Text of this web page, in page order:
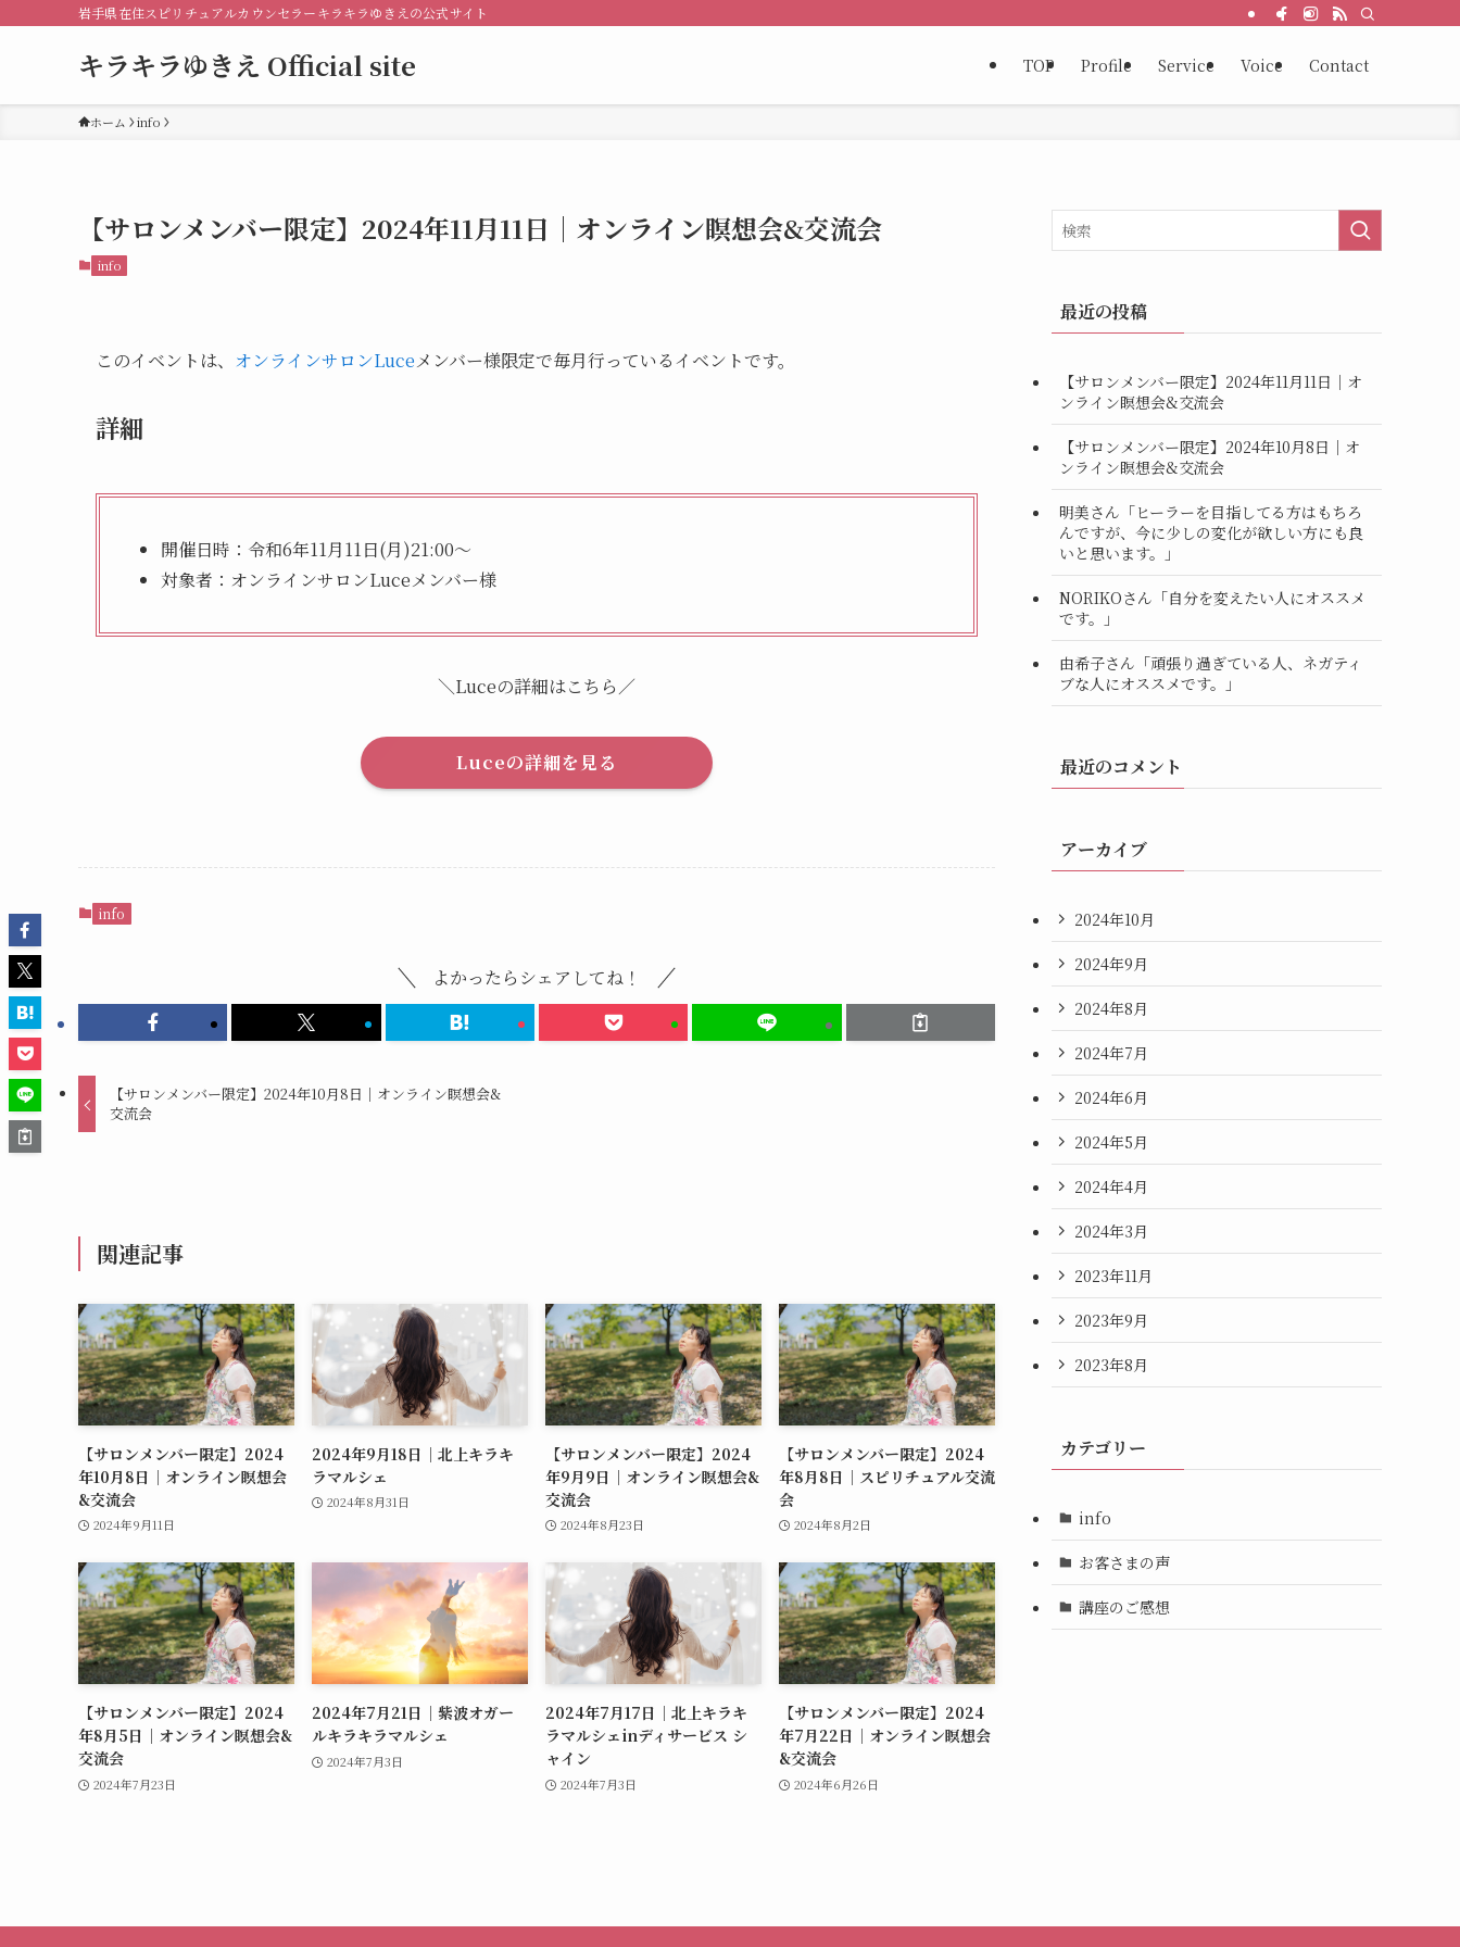
岩手県在住スピリチュアルカウンセラーキラキラゆきえの公式サイト
キラキラゆきえ Official site TOP Profile Service Voice Contact
ホーム info
【サロンメンバー限定】2024年11月11日｜オンライン瞑想会&交流会
info
このイベントは、 オンラインサロンLuceメンバー様限定で毎月行っているイベントです。
詳細
開催日時：令和6年11月11日(月)21:00～
対象者：オンラインサロンLuceメンバー様
＼Luceの詳細はこちら／
Luceの詳細を見る
info
よかったらシェアしてね！
【サロンメンバー限定】2024年10月8日｜オンライン瞑想会&
交流会
関連記事
【サロンメンバー限定】2024
年10月8日｜オンライン瞑想会
&交流会
2024年9月11日
2024年9月18日｜北上キラキ
ラマルシェ
2024年8月31日
【サロンメンバー限定】2024
年9月9日｜オンライン瞑想会&
交流会
2024年8月23日
【サロンメンバー限定】2024
年8月8日｜スピリチュアル交流
会
2024年8月2日
【サロンメンバー限定】2024
年8月5日｜オンライン瞑想会&
交流会
2024年7月23日
2024年7月21日｜紫波オガー
ルキラキラマルシェ
2024年7月3日
2024年7月17日｜北上キラキ
ラマルシェinディサービス シ
ャイン
2024年7月3日
【サロンメンバー限定】2024
年7月22日｜オンライン瞑想会
&交流会
2024年6月26日
最近の投稿
【サロンメンバー限定】2024年11月11日｜オ
ンライン瞑想会&交流会
【サロンメンバー限定】2024年10月8日｜オ
ンライン瞑想会&交流会
明美さん「ヒーラーを目指してる方はもちろ
んですが、今に少しの変化が欲しい方にも良
いと思います。」
NORIKOさん「自分を変えたい人にオススメ
です。」
由希子さん「頑張り過ぎている人、ネガティ
ブな人にオススメです。」
最近のコメント
アーカイブ
2024年10月
2024年9月
2024年8月
2024年7月
2024年6月
2024年5月
2024年4月
2024年3月
2023年11月
2023年9月
2023年8月
カテゴリー
info
お客さまの声
講座のご感想